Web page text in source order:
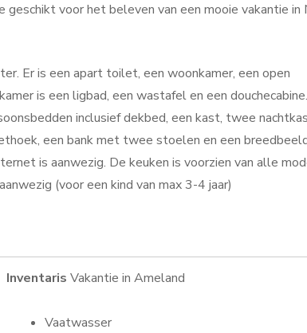
geschikt voor het beleven van een mooie vakantie in
Er is een apart toilet, een woonkamer, een open
is een ligbad, een wastafel en een
inclusief dekbed, een kast, twee
een bank met twee stoelen en een
is aanwezig. De keuken is voorzien van alle
(voor een kind van max 3-4 jaar)
Inventaris Vakantie in Ameland
Vaatwasser